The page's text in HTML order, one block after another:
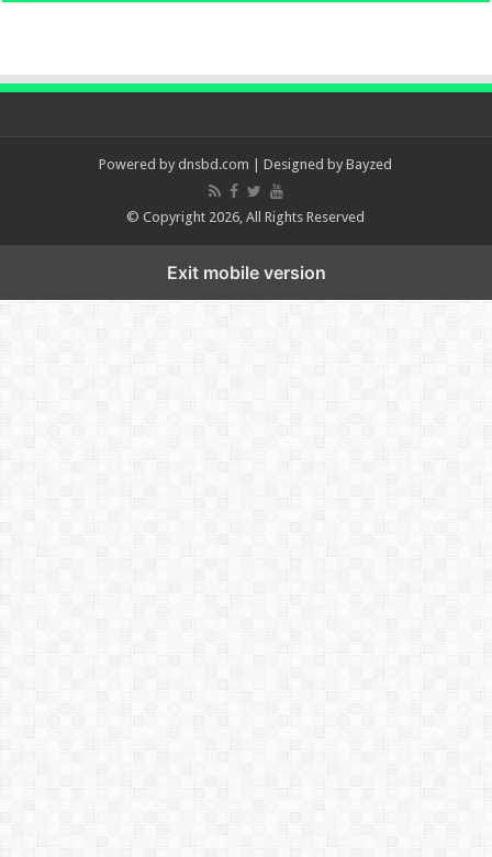
Powered by dnsbd.com | Designed byBayzed
© Copyright 2026, All Rights Reserved
Exit mobile version